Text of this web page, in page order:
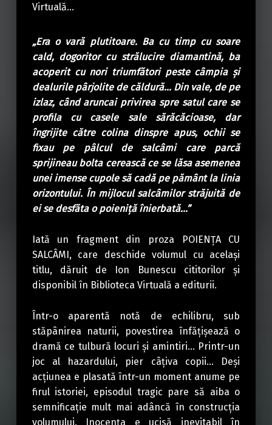
Virtuală…
„Era o vară plutitoare. Ba cu timp cu soare
cald, dogoritor cu strălucire diamantină, ba
acoperit cu nori triumfători peste câmpia și
dealurile pârjolite de căldură… Din vale, de pe
izlaz, când aruncai privirea spre satul care se
profila cu casele sale sărăcăcioase, dar
îngrijite către colina dinspre apus, ochii se
fixau pe pâlcul de salcâmi care parcă
sprijineau bolta cerească ce se lăsa asemenea
unei imense cupole să cadă pe pământ la linia
orizontului. În mijlocul salcâmilor străjuită de
ei se desfăta o poieniță înierbată…”
Iată un fragment din proza POIENȚA CU
SALCÂMI, care deschide volumul cu același
titlu, dăruit de Ion Bunescu cititorilor și
disponibil în Biblioteca Virtuală a editurii.
Într-o aparentă notă de echilibru, sub
stăpânirea naturii, povestirea înfățișează o
dramă ce tulbură locuri și amintiri… Printr-un
joc al hazardului, pier câțiva copii… Deși
acțiunea e plasată într-un moment anume pe
firul istoriei, episodul tragic pare să aiba o
semnificație mult mai adâncă în construcția
volumului. Inocența e ucisă inevitabil în